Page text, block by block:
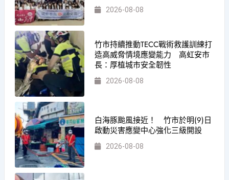
2026-08-08
竹市持續推動TECC戰術救護訓練打
造高威脅情境應變能力 高虹安市
長：厚植城市安全韌性
2026-08-08
白海豚颱風接近！ 竹市於明(9)日
啟動災害應變中心強化三級開設
2026-08-08